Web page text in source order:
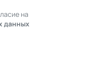
на
данных